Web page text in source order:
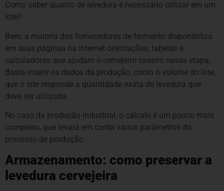
Como saber quanto de levedura é necessário utilizar em um
lote?
Bem, a maioria dos fornecedores de fermento disponibiliza
em suas páginas na internet orientações, tabelas e
calculadoras que ajudam o cervejeiro caseiro nessa etapa.
Basta inserir os dados da produção, como o volume do lote,
que o site responde a quantidade exata de levedura que
deve ser utilizada.
No caso da produção industrial, o cálculo é um pouco mais
complexo, que levará em conta vários parâmetros do
processo de produção.
Armazenamento: como preservar a
levedura cervejeira